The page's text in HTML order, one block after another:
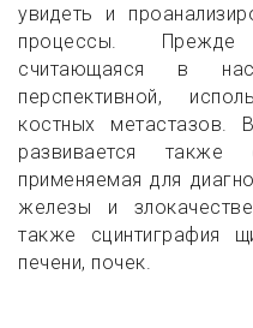
увидеть и
процессы. Прежде
считающаяся в
перспективной,
костных метастазов.
развивается также
применяемая для
железы и
также сцинтиграфия
печени, почек.